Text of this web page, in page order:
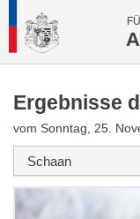
Ergebnisse
vom Sonntag, 25.